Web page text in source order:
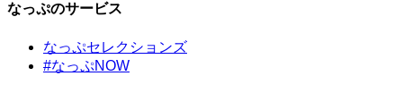
なっぷのサービス
なっぷセレクションズ
#なっぷNOW